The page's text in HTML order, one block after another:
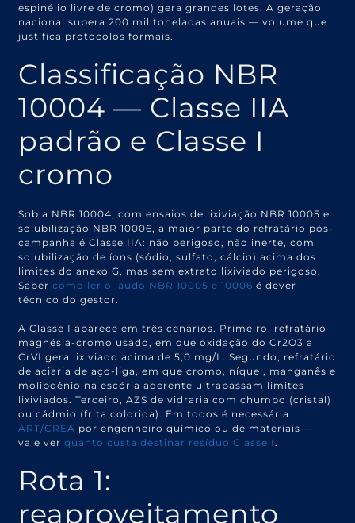
espinélio livre de cromo) gera grandes lotes. A geração
nacional supera 200 mil toneladas anuais — volume que
justifica protocolos formais.
Classificação NBR
10004 — Classe IIA
padrão e Classe I
cromo
Sob a NBR 10004, com ensaios de lixiviação NBR 10005 e
solubilização NBR 10006, a maior parte do refratário pós-
campanha é Classe IIA: não perigoso, não inerte, com
solubilização de íons (sódio, sulfato, cálcio) acima dos
limites do anexo G, mas sem extrato lixiviado perigoso.
Sabercomo ler o laudo NBR 10005 e 10006 é dever
técnico do gestor.
A Classe I aparece em três cenários. Primeiro, refratário
magnésia-cromo usado, em que oxidação do Cr2O3 a
CrVI gera lixiviado acima de 5,0 mg/L. Segundo, refratário
de aciaria de aço-liga, em que cromo, níquel, manganês e
molibdênio na escória aderente ultrapassam limites
lixiviados. Terceiro, AZS de vidraria com chumbo (cristal)
ou cádmio (frita colorida). Em todos é necessária
ART/CREA por engenheiro químico ou de materiais —
vale verquanto custa destinar resíduo Classe I .
Rota 1:
reaproveitamento